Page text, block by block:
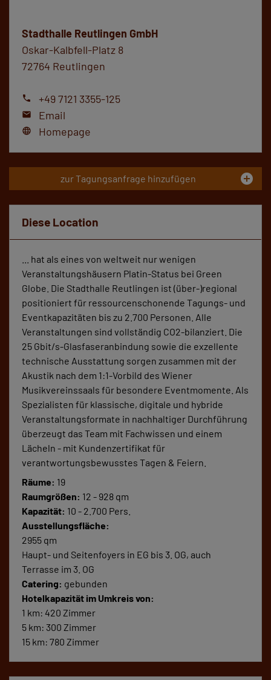
Stadthalle Reutlingen GmbH
Oskar-Kalbfell-Platz 8
72764 Reutlingen
phone +49 7121 3355-125
mail Email
language Homepage
zur Tagungsanfrage hinzufügen add_circle
Diese Location
... hat als eines von weltweit nur wenigen
Veranstaltungshäusern Platin-Status bei Green
Globe. Die Stadthalle Reutlingen ist (über-)regional
positioniert für ressourcenschonende Tagungs- und
Eventkapazitäten bis zu 2.700 Personen. Alle
Veranstaltungen sind vollständig CO2-bilanziert. Die
25 Gbit/s-Glasfaseranbindung sowie die exzellente
technische Ausstattung sorgen zusammen mit der
Akustik nach dem 1:1-Vorbild des Wiener
Musikvereinssaals für besondere Eventmomente. Als
Spezialisten für klassische, digitale und hybride
Veranstaltungsformate in nachhaltiger Durchführung
überzeugt das Team mit Fachwissen und einem
Lächeln - mit Kundenzertifikat für
verantwortungsbewusstes Tagen & Feiern.
Räume: 19
Raumgrößen: 12 - 928 qm
Kapazität: 10 - 2.700 Pers.
Ausstellungsfläche:
2955 qm
Haupt- und Seitenfoyers in EG bis 3. OG, auch
Terrasse im 3. OG
Catering: gebunden
Hotelkapazität im Umkreis von:
1 km: 420 Zimmer
5 km: 300 Zimmer
15 km: 780 Zimmer